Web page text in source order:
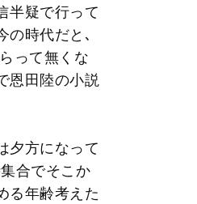
半疑で行って
の時代だと､
って無くな
恩田陸の小説
夕方になって
合でそこか
る年齢考えた